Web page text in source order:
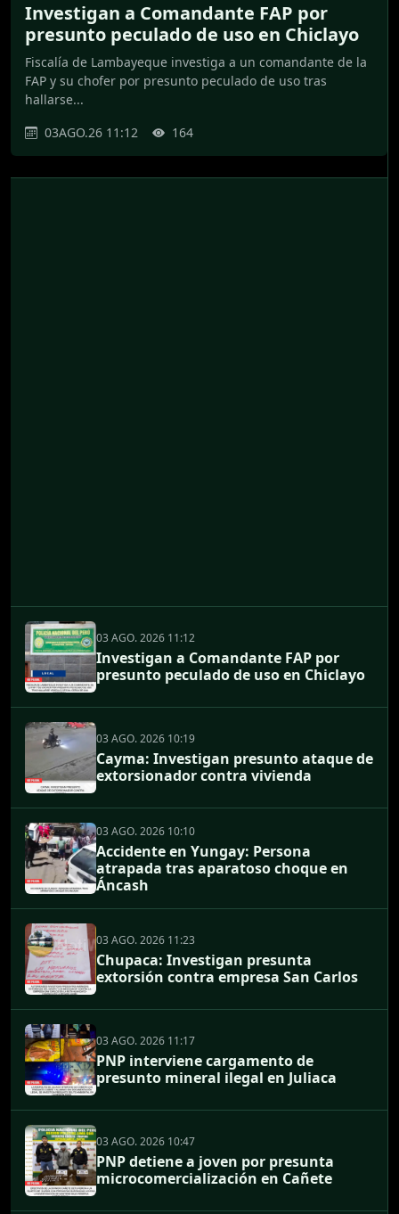
Investigan a Comandante FAP por
presunto peculado de uso en Chiclayo
Fiscalía de Lambayeque investiga a un comandante de la
FAP y su chofer por presunto peculado de uso tras
hallarse...
03AGO.26 11:12
164
03 AGO. 2026 11:12
Investigan a Comandante FAP por
presunto peculado de uso en Chiclayo
03 AGO. 2026 10:19
Cayma: Investigan presunto ataque de
extorsionador contra vivienda
03 AGO. 2026 10:10
Accidente en Yungay: Persona
atrapada tras aparatoso choque en
Áncash
03 AGO. 2026 11:23
Chupaca: Investigan presunta
extorsión contra empresa San Carlos
03 AGO. 2026 11:17
PNP interviene cargamento de
presunto mineral ilegal en Juliaca
03 AGO. 2026 10:47
PNP detiene a joven por presunta
microcomercialización en Cañete